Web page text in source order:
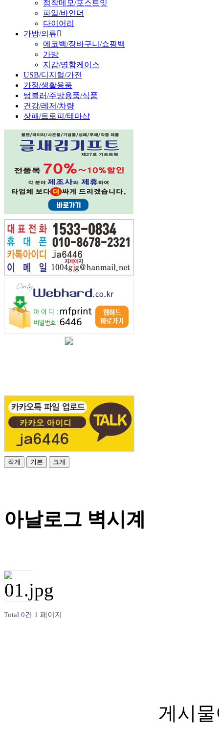
점착메모/포스트잇
파일/바인더
다이어리
가방/의류
에코백/장바구니/쇼핑백
가방
지갑/명함케이스
USB/디지털/가전
가정/생활용품
텀블러/주방용품/식품
건강/레저/차량
상패/트로피/테마샵
작게 기본 크게
아날로그 벽시계
Total 0건 1 페이지
게시